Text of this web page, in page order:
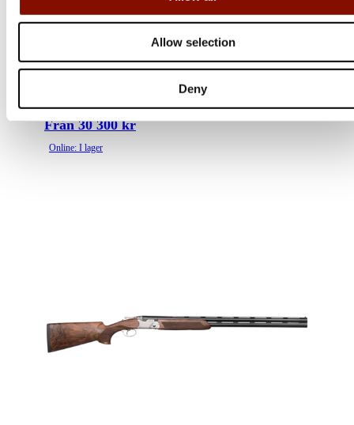
Allow selection
Deny
B525 Composite Adjustable
Från 30 300 kr
Online: I lager